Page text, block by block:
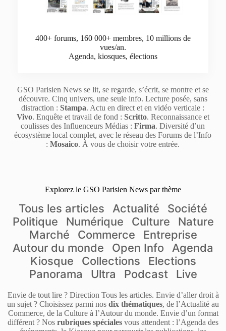
400+ forums, 160 000+ membres, 10 millions de
vues/an.
Agenda, kiosques, élections
GSO Parisien News se lit, se regarde, s’écrit, se montre et se
découvre. Cinq univers, une seule info. Lecture posée, sans
distraction : Stampa. Actu en direct et en vidéo verticale :
Vivo. Enquête et travail de fond : Scritto. Reconnaissance et
coulisses des Influenceurs Médias :Firma. Diversité d’un
écosystème local complet, avec le réseau des Forums de l’Info
:Mosaico. À vous de choisir votre entrée.
Explorez le GSO Parisien News par thème
Tous les articles Actualité
Société
Politique
Numérique Culture
Nature
Marché
Commerce
Entreprise
Autour du monde
Open Info
Agenda
Kiosque
Collections
Elections
Panorama
Ultra Podcast Live
Envie de tout lire ? Direction Tous les articles. Envie d’aller droit à
un sujet ? Choisissez parmi nos dix thématiques, de l’Actualité au
Commerce, de la Culture à l’Autour du monde. Envie d’un format
différent ? Nos rubriques spéciales vous attendent : l’Agenda des